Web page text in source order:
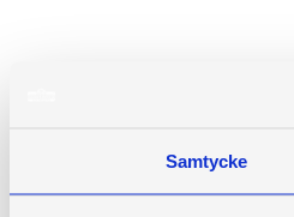
Samtycke